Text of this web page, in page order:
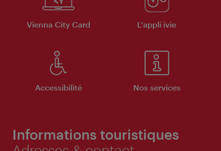
Vienna City Card L'appli ivie
Accessibilité Nos services
Informations touristiques